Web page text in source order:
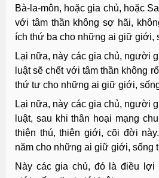
Bà-la-môn, hoặc gia chủ, hoặc
với tâm thần không sợ hãi,
ích thứ ba cho những ai giữ giới,
Lại nữa, này các gia chủ, người
luật sẽ chết với tâm thần không
thứ tư cho những ai giữ giới,
Lại nữa, này các gia chủ, người
luật, sau khi thân hoại mạng
thiện thú, thiên giới, cõi đời
năm cho những ai giữ giới, sống
Này các gia chủ, đó là điều